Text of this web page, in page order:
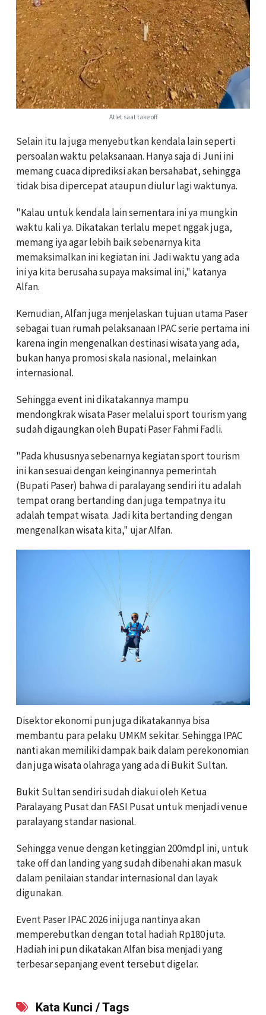
Atlet saat take off
Selain itu Ia juga menyebutkan kendala lain seperti
persoalan waktu pelaksanaan. Hanya saja di Juni ini
memang cuaca diprediksi akan bersahabat, sehingga
tidak bisa dipercepat ataupun diulur lagi waktunya.
"Kalau untuk kendala lain sementara ini ya mungkin
waktu kali ya. Dikatakan terlalu mepet nggak juga,
memang iya agar lebih baik sebenarnya kita
memaksimalkan ini kegiatan ini. Jadi waktu yang ada
ini ya kita berusaha supaya maksimal ini," katanya
Alfan.
Kemudian, Alfan juga menjelaskan tujuan utama Paser
sebagai tuan rumah pelaksanaan IPAC serie pertama ini
karena ingin mengenalkan destinasi wisata yang ada,
bukan hanya promosi skala nasional, melainkan
internasional.
Sehingga event ini dikatakannya mampu
mendongkrak wisata Paser melalui sport tourism yang
sudah digaungkan oleh Bupati Paser Fahmi Fadli.
"Pada khususnya sebenarnya kegiatan sport tourism
ini kan sesuai dengan keinginannya pemerintah
(Bupati Paser) bahwa di paralayang sendiri itu adalah
tempat orang bertanding dan juga tempatnya itu
adalah tempat wisata. Jadi kita bertanding dengan
mengenalkan wisata kita," ujar Alfan.
Disektor ekonomi pun juga dikatakannya bisa
membantu para pelaku UMKM sekitar. Sehingga IPAC
nanti akan memiliki dampak baik dalam perekonomian
dan juga wisata olahraga yang ada di Bukit Sultan.
Bukit Sultan sendiri sudah diakui oleh Ketua
Paralayang Pusat dan FASI Pusat untuk menjadi venue
paralayang standar nasional.
Sehingga venue dengan ketinggian 200mdpl ini, untuk
take off dan landing yang sudah dibenahi akan masuk
dalam penilaian standar internasional dan layak
digunakan.
Event Paser IPAC 2026 ini juga nantinya akan
memperebutkan dengan total hadiah Rp180 juta.
Hadiah ini pun dikatakan Alfan bisa menjadi yang
terbesar sepanjang event tersebut digelar.
Kata Kunci / Tags